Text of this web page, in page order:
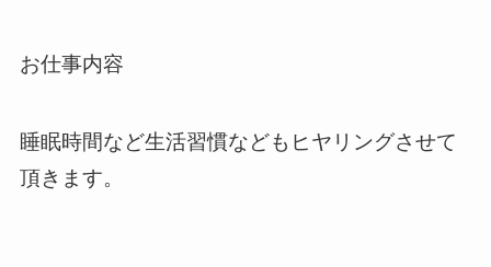
お仕事内容
睡眠時間など生活習慣などもヒヤリングさせて
頂きます。